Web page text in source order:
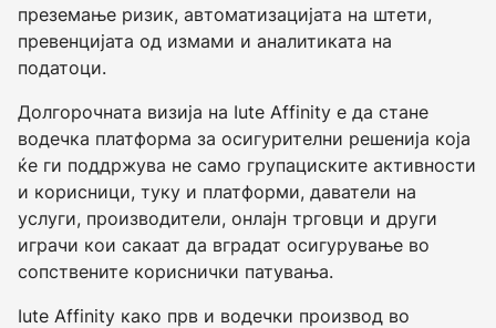
преземање ризик, автоматизацијата на штети,
превенцијата од измами и аналитиката на
податоци.
Долгорочната визија на Iute Affinity е да стане
водечка платформа за осигурителни решенија која
ќе ги поддржува не само групациските активности
и корисници, туку и платформи, даватели на
услуги, производители, онлајн трговци и други
играчи кои сакаат да вградат осигурување во
сопствените кориснички патувања.
Iute Affinity како прв и водечки производ во